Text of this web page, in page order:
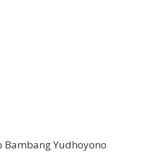
Bambang Yudhoyono